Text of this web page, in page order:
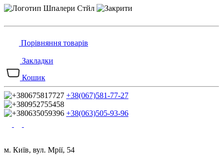
Порівняння товарів
Закладки
Кошик
+38(067)581-77-27
+38(063)505-93-96
м. Київ, вул. Мрії, 54